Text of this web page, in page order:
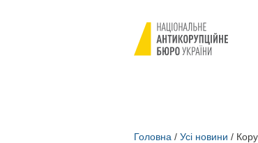
Головна / Усі новини /